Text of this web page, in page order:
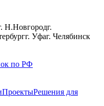
Н.Новгородг.
г. Уфаг. Челябинск
по РФ
ПроектыРешения для